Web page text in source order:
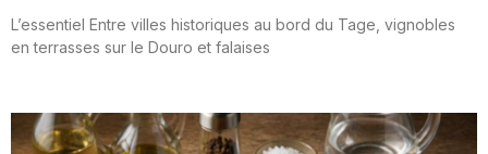
L’essentiel Entre villes historiques au bord du Tage, vignobles
en terrasses sur le Douro et falaises